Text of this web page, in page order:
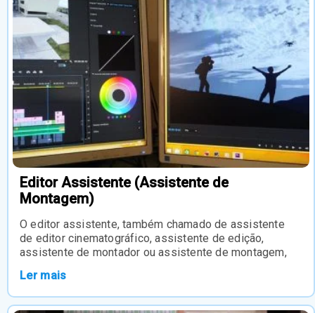
Editor Assistente (Assistente de
Montagem)
O editor assistente, também chamado de assistente
de editor cinematográfico, assistente de edição,
assistente de montador ou assistente de montagem,
Ler mais